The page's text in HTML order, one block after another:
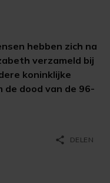
hebben zich na
verzameld bij
koninklijke
dood van de 96-
share DELEN